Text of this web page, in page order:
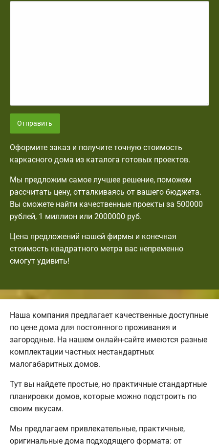
Отправить
Оформите заказ и получите точную стоимость
каркасного дома из каталога готовых проектов.
Мы предложим самое лучшее решение, поможем
рассчитать цену, отталкиваясь от вашего бюджета.
Вы сможете найти качественные проекты за 500000
рублей, 1 миллион или 2000000 руб.
Цена предложений нашей фирмы и конечная
стоимость квадратного метра вас непременно
смогут удивить!
Наша компания предлагает качественные доступные
по цене дома для постоянного проживания и
загородные. На нашем онлайн-сайте имеются разные
комплектации частных нестандартных
малогабаритных домов.
Тут вы найдете простые, но практичные стандартные
планировки домов, которые можно подстроить по
своим вкусам.
Мы предлагаем привлекательные, практичные,
оригинальные дома подходящего формата: от